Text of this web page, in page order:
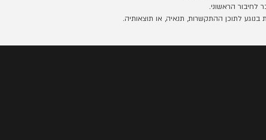
לחיבור הראשוני.
לתוכן ההתקשרות, תנאיה, או תוצאותיה.